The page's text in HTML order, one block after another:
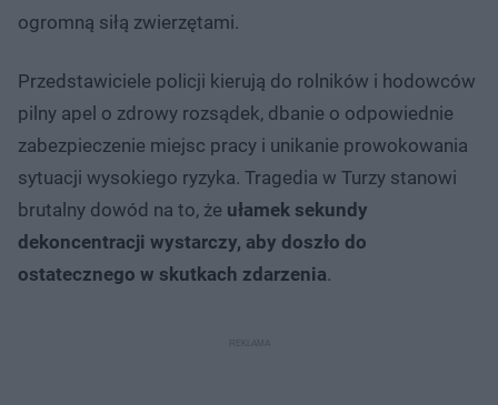
ogromną siłą zwierzętami.
Przedstawiciele policji kierują do rolników i hodowców
pilny apel o zdrowy rozsądek, dbanie o odpowiednie
zabezpieczenie miejsc pracy i unikanie prowokowania
sytuacji wysokiego ryzyka. Tragedia w Turzy stanowi
brutalny dowód na to, że ułamek sekundy
dekoncentracji wystarczy, aby doszło do
ostatecznego w skutkach zdarzenia.